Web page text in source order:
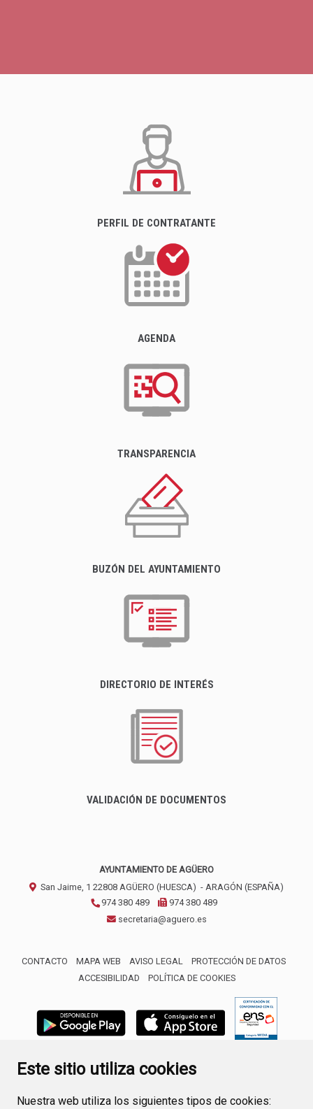
Este sitio utiliza cookies
Nuestra web utiliza los siguientes tipos de cookies:
PERFIL DE CONTRATANTE
AGENDA
TRANSPARENCIA
BUZÓN DEL AYUNTAMIENTO
DIRECTORIO DE INTERÉS
VALIDACIÓN DE DOCUMENTOS
AYUNTAMIENTO DE AGÜERO
San Jaime, 1 22808 AGÜERO (HUESCA) - ARAGÓN (ESPAÑA)
974 380 489
974 380 489
secretaria@aguero.es
CONTACTO MAPA WEB AVISO LEGAL
PROTECCIÓN DE DATOS
ACCESIBILIDAD
POLÍTICA DE COOKIES